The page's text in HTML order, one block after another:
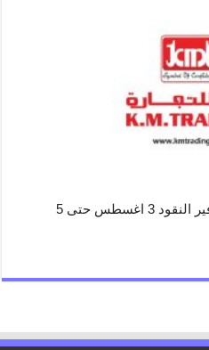
عروض كي إم الشارقة اليوم توفير النقود 3 اغسطس حتى 5